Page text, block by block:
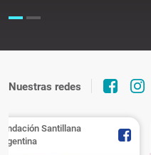
Nuestras redes
Santillana